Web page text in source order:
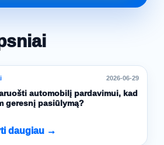
2026-06-29
automobilį pardavimui, kad
geresnį pasiūlymą?
daugiau →